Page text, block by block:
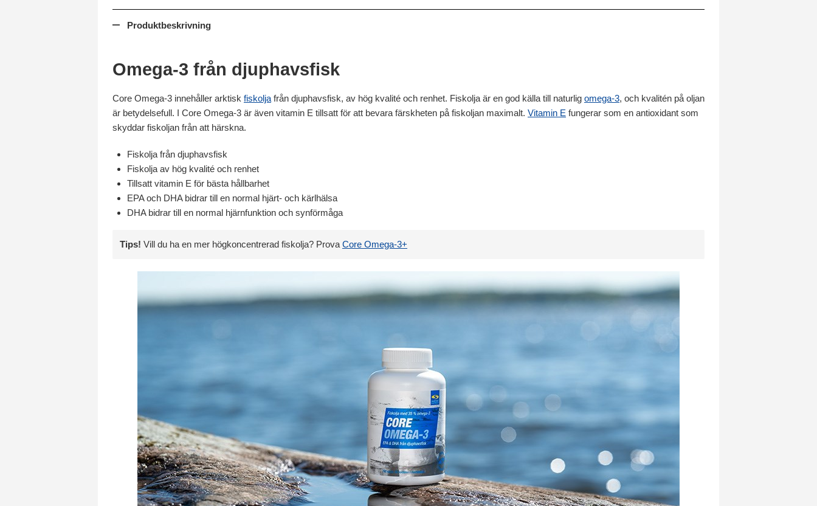
Produktbeskrivning
Omega-3 från djuphavsfisk
Core Omega-3 innehåller arktisk fiskolja från djuphavsfisk, av hög kvalité och renhet. Fiskolja är en god källa till naturlig omega-3, och kvalitén på oljan
är betydelsefull. I Core Omega-3 är även vitamin E tillsatt för att bevara färskheten på fiskoljan maximalt. Vitamin E fungerar som en antioxidant som
skyddar fiskoljan från att härskna.
Fiskolja från djuphavsfisk
Fiskolja av hög kvalité och renhet
Tillsatt vitamin E för bästa hållbarhet
EPA och DHA bidrar till en normal hjärt- och kärlhälsa
DHA bidrar till en normal hjärnfunktion och synförmåga
Tips! Vill du ha en mer högkoncentrerad fiskolja? Prova Core Omega-3+